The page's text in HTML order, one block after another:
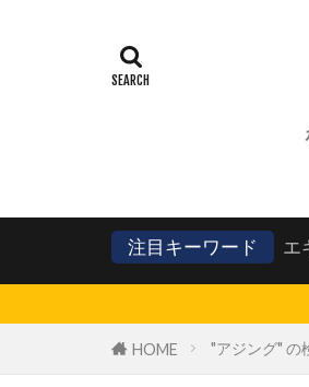
注目キーワード エ
HOME "アジング" の